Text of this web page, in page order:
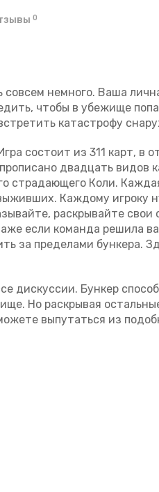
0
немного. Ваша
чтобы в убежище
катастрофу
состоит из 311 карт, в
двадцать видов
страдающего Коли.
Каждому игроку
раскрывайте свои
если команда решила
за пределами бункера.
дискуссии. Бункер
Но раскрывая
выпутаться из